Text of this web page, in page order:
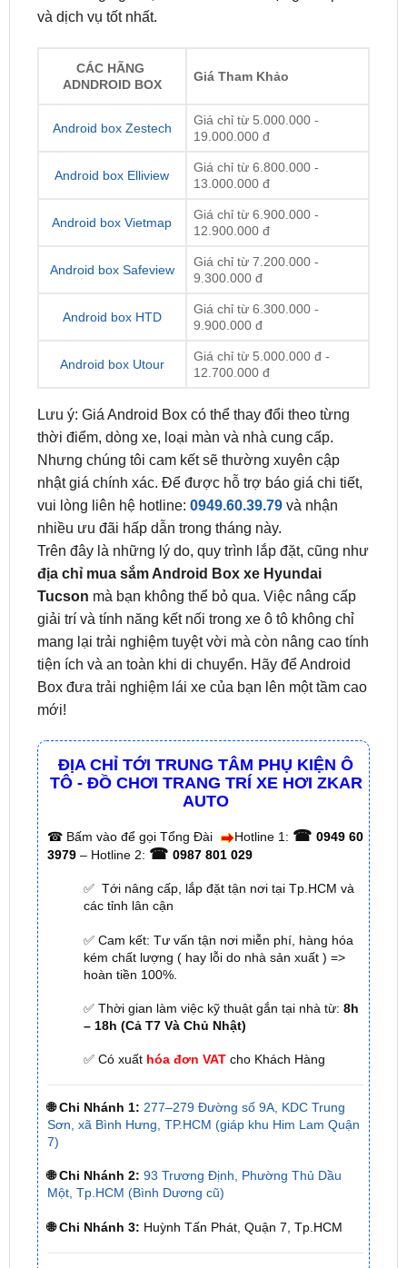
CÁC HÃNG
Android box Zestech
Giá chỉ từ 5.000.000 -
Android box Elliview
Giá chỉ từ 6.800.000 -
13.000.000 đ
Android box Vietmap
Giá chỉ từ 6.900.000 -
12.900.000 đ
Android box Safeview
Giá chỉ từ 7.200.000 -
9.300.000 đ
Android box HTD
Giá chỉ từ 6.300.000 -
9.900.000 đ
Android box Utour
Giá chỉ từ 5.000.000 đ -
12.700.000 đ
Lưu ý: Giá Android Box có thể thay đổi theo từng
Nhưng chúng tôi cam kết sẽ thường xuyên cập
nhật giá chính xác. Để được hỗ trợ báo giá chi tiết,
vui lòng liên hệ hotline:0949.60.39.79 và nhận
nhiều ưu đãi hấp dẫn trong tháng này.
Trên đây là những lý do, quy trình lắp đặt, cũng như
địa chỉ mua sắm Android Box xe Hyundai
Tucsonmà bạn không thể bỏ qua. Việc nâng cấp
giải trí và tính năng kết nối trong xe ô tô không chỉ
mang lại trải nghiệm tuyệt vời mà còn nâng cao tính
tiện ích và an toàn khi di chuyển. Hãy để Android
Box đưa trải nghiệm lái xe của bạn lên một tầm cao
mới!
ĐỊA CHỈ TỚI TRUNG TÂM PHỤ KIỆN Ô
TÔ - ĐỒ CHƠI TRANG TRÍ XE HƠI ZKAR
☎Bấm vào để gọi Tổng Đài Hotline 1:☎ 0949 60
0987 801 029
✅ Tới nâng cấp, lắp đặt tận nơi tại Tp.HCM và
các tỉnh lân cận
✅ Cam kết: Tư vấn tận nơi miễn phí, hàng hóa
kém chất lượng ( hay lỗi do nhà sản xuất ) =>
✅ Thời gian làm việc kỹ thuật gắn tại nhà từ:8h
– 18h (Cả T7 Và Chủ Nhật)
✅ Có xuấthóa đơn VATcho Khách Hàng
🌐 Chi Nhánh 1: 277–279 Đường số 9A, KDC Trung
🌐 Chi Nhánh 2: 93 Trương Định, Phường Thủ Dầu
Một, Tp.HCM (Bình Dương cũ)
🌐 Chi Nhánh 3: Huỳnh Tấn Phát, Quận 7, Tp.HCM
📞 Nhấn vàoLiên hệ ngay nhận ưu đãi 👉 Zalo OA